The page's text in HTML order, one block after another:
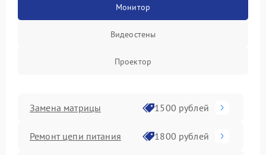
Монитор
Видеостены
Проектор
Замена матрицы 1500 рублей
Ремонт цепи питания 1800 рублей